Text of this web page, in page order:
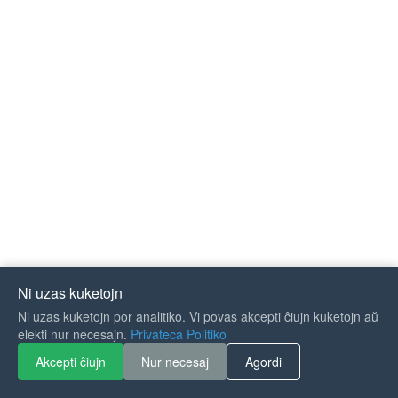
Ni uzas kuketojn
Ni uzas kuketojn por analitiko. Vi povas akcepti ĉiujn kuketojn aŭ
elekti nur necesajn. Privateca Politiko
Akcepti ĉiujn
Nur necesaj Agordi